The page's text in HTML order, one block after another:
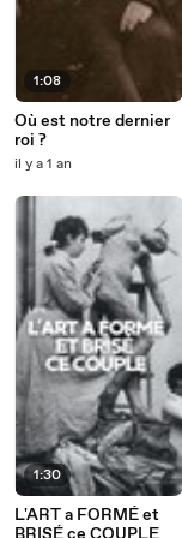
1:08
Où est notre dernier
roi ?
il y a 1 an
1:30
L'ART a FORMÉ et